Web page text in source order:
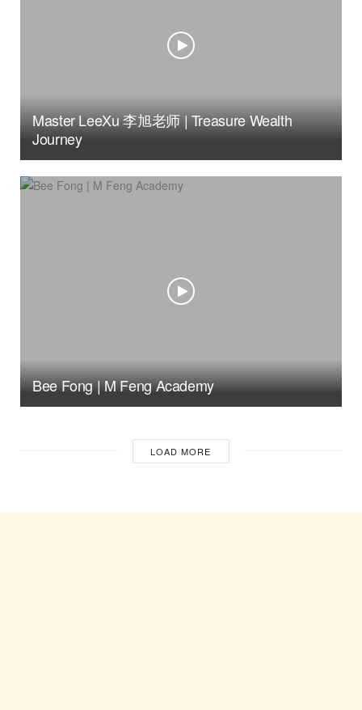
Master LeeXu 李旭老师 | Treasure Wealth
Journey
Bee Fong | M Feng Academy
LOAD MORE